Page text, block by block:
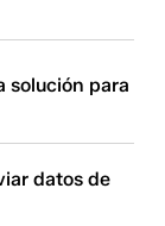
solución para
datos de